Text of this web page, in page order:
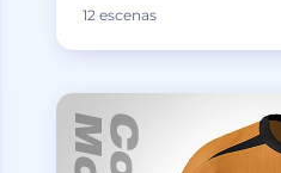
12 escenas